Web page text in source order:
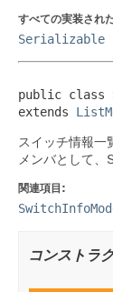
すべての実装され
Serializable
public class
extends
スイッチ情報一
メンバとして
関連項目:
コンストラ